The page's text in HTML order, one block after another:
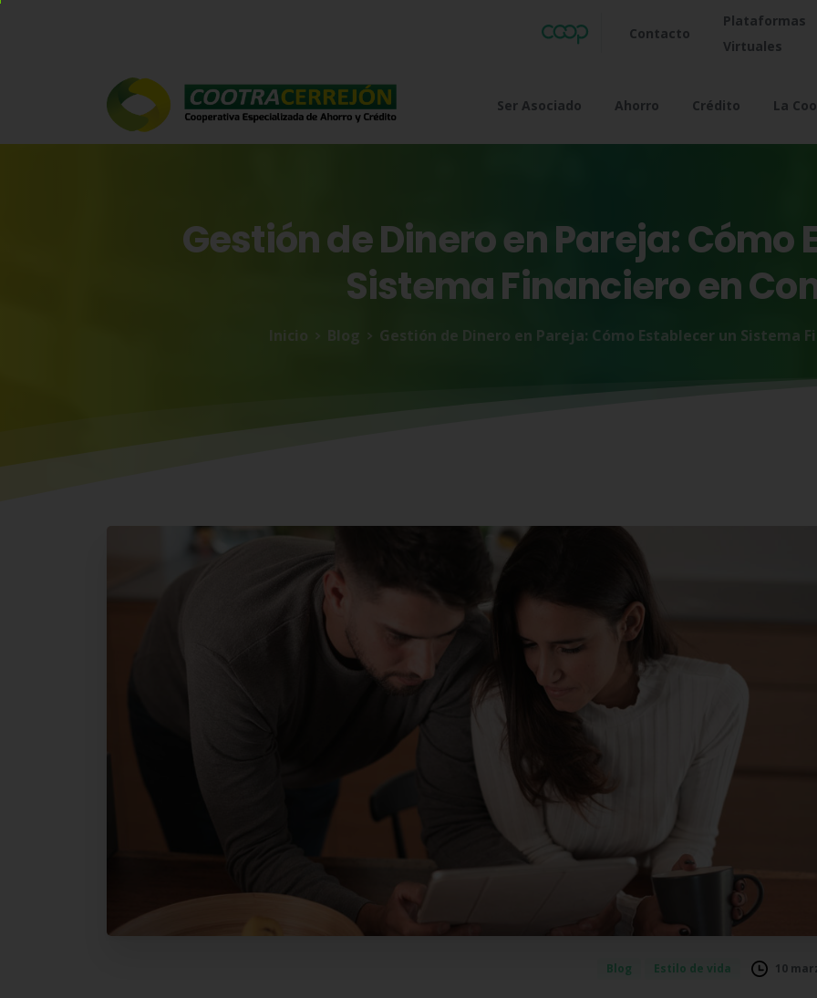
Contacto
Plataformas
Virtuales
Ser Asociado Ahorro Crédito La
GestióndeDineroenPareja:Cómo
SistemaFinancieroen
Inicio Blog Gestión de Dinero en Pareja: Cómo Establecer un Sistema
Blog Estilo de vida 10